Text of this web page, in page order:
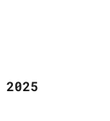
2025